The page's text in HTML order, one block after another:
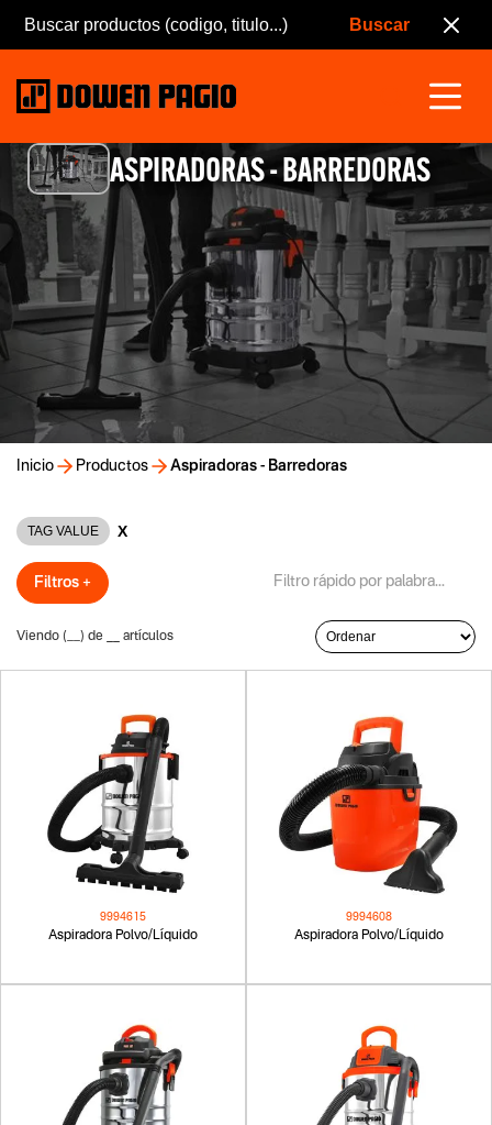
Inicio Productos Aspiradoras - Barredoras
ASPIRADORAS - BARREDORAS
TAG VALUE X
Filtros +
Viendo ( ) de artículos
9994615
Aspiradora Polvo/Líquido
9994608
Aspiradora Polvo/Líquido